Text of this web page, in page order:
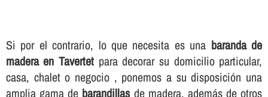
Si por el contrario, lo que necesita es una baranda de
madera en Tavertet para decorar su domicilio particular,
casa, chalet o negocio , ponemos a su disposición una
amplia gama de barandillasde madera, además de otros